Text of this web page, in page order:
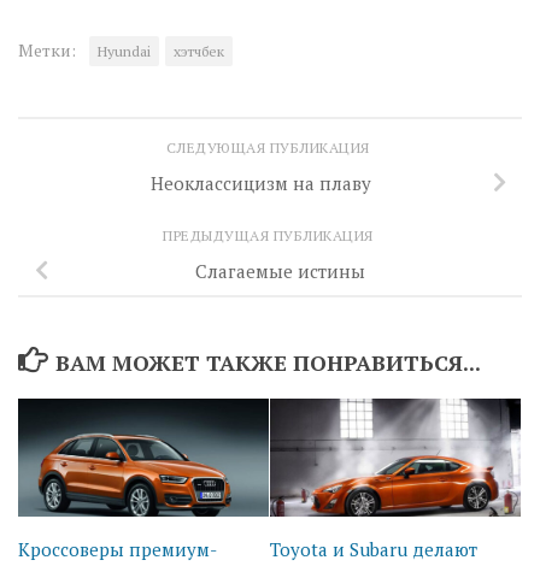
Метки: Hyundai хэтчбек
СЛЕДУЮЩАЯ ПУБЛИКАЦИЯ
Неоклассицизм на плаву
ПРЕДЫДУЩАЯ ПУБЛИКАЦИЯ
Слагаемые истины
ВАМ МОЖЕТ ТАКЖЕ ПОНРАВИТЬСЯ...
Кроссоверы премиум-
Toyota и Subaru делают